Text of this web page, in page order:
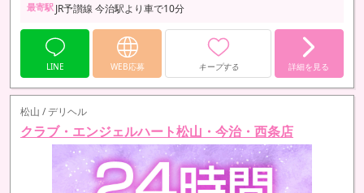
最寄駅 JR予讃線 今治駅より車で10分
LINE WEB応募 キープする 詳細を見る
松山 / デリヘル
クラブ・エンジェルハート松山・今治・西条店